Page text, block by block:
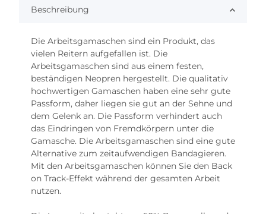
Beschreibung
Die Arbeitsgamaschen sind ein Produkt, das
vielen Reitern aufgefallen ist. Die
Arbeitsgamaschen sind aus einem festen,
beständigen Neopren hergestellt. Die qualitativ
hochwertigen Gamaschen haben eine sehr gute
Passform, daher liegen sie gut an der Sehne und
dem Gelenk an. Die Passform verhindert auch
das Eindringen von Fremdkörpern unter die
Gamasche. Die Arbeitsgamaschen sind eine gute
Alternative zum zeitaufwendigen Bandagieren.
Mit den Arbeitsgamaschen können Sie den Back
on Track-Effekt während der gesamten Arbeit
nutzen.